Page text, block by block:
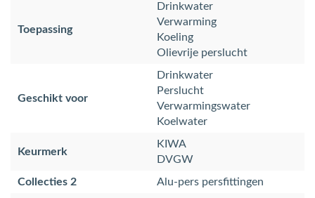
Toepassing
Drinkwater
Verwarming
Koeling
Olievrije perslucht
Geschikt voor
Drinkwater
Perslucht
Verwarmingswater
Koelwater
Keurmerk
KIWA
DVGW
Collecties 2
Alu-pers persfittingen